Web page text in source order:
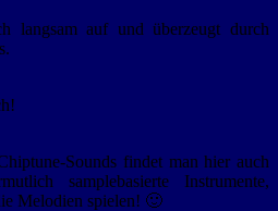
langsam auf und überzeugt durch
Sounds findet man hier auch
samplebasierte Instrumente,
Melodien spielen! 🙂